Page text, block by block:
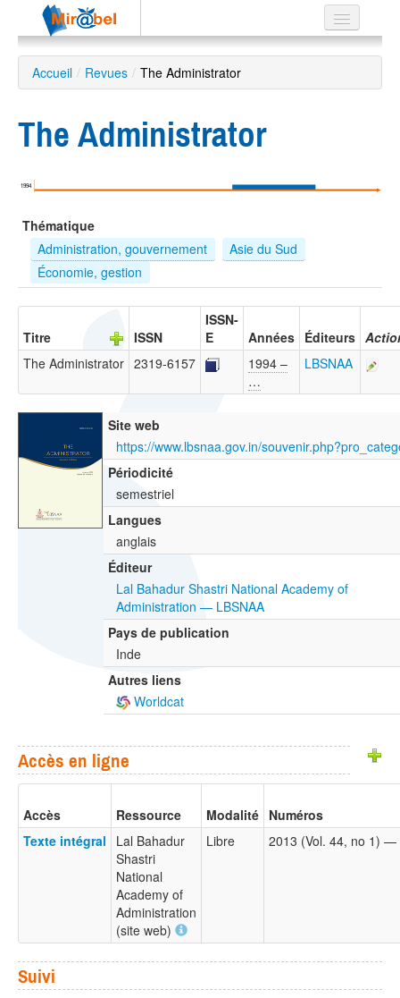
Le réseau
Soutien
Recherche
avancée
EN
ES
Accueil / Revues / The Administrator
The Administrator
1994
Thématique
Administration, gouvernement
Asie du Sud
Économie, gestion
Titre ISSN
ISSN-
E
Années Éditeurs
The Administrator 2319-6157
1994 –
…
LBSNAA
Site web
https://www.lbsnaa.gov.in/
Périodicité
semestriel
Langues
anglais
Éditeur
Lal Bahadur Shastri National Academy of
Administration — LBSNAA
Pays de publication
Inde
Autres liens
Worldcat
Accès en ligne
Accès Ressource Modalité Numéros
Texte intégral
Lal Bahadur
Shastri
National
Academy of
Administration
(site web)
Libre 2013 (Vol. 44, no 1) —
Suivi